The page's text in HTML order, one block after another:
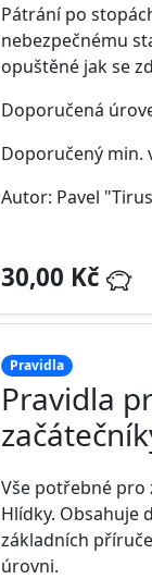
Pátrání po
nebezpečnému
opuštěné jak se
Doporučená
Doporučený min.
Autor: Pavel
30,00 Kč
Pravidla
Pravidla
Vše potřebné pro
Hlídky. Obsahuje
základních
úrovni.